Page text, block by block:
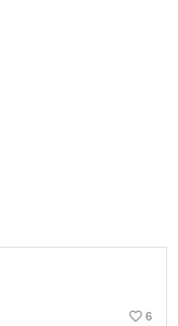
favorite_border 6